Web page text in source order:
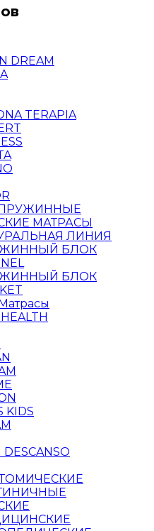
DREAM
TERAPIA
МАТРАСЫ
ЛИНИЯ
БЛОК
БЛОК
KIDS
DESCANSO